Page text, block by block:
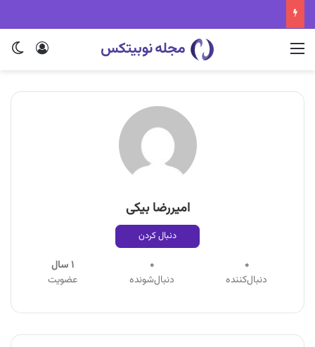
ورود منو
امیررضا بیکی
دنبال کردن
0
دنبال‌کننده
0
دنبال‌شونده
1 سال
عضویت